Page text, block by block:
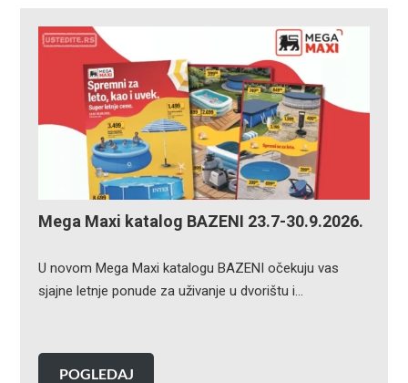
Mega Maxi katalog BAZENI 23.7-30.9.2026.
U novom Mega Maxi katalogu BAZENI očekuju vas
sjajne letnje ponude za uživanje u dvorištu i…
POGLEDAJ